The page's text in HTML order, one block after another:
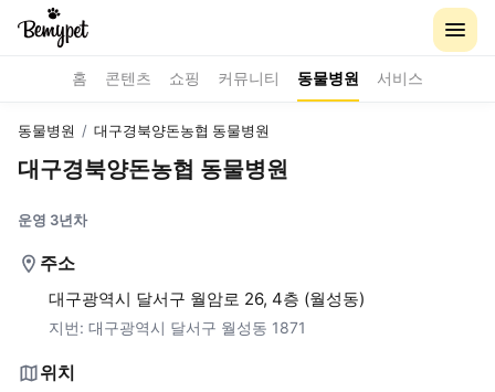
홈 콘텐츠 쇼핑 커뮤니티 동물병원 서비스
동물병원 / 대구경북양돈농협 동물병원
대구경북양돈농협 동물병원
운영 3년차
주소
대구광역시 달서구 월암로 26, 4층 (월성동)
지번: 대구광역시 달서구 월성동 1871
위치